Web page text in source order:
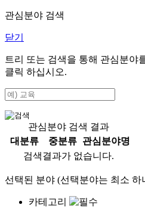
관심분야 검색
닫기
트리 또는 검색을 통해 관심분야
클릭 하십시오.
관심분야 검색 결과
대분류
중분류
관심분야명
검색결과가 없습니다.
선택된 분야 (선택분야는 최소
카테고리